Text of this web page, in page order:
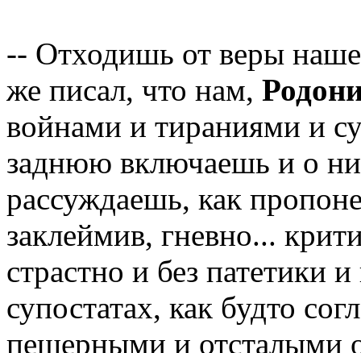
-- Отходишь от веры
же писал, что нам,
войнами и тираниями и
заднюю включаешь и о
рассуждаешь, как
заклеймив, гневно...
страстно и без патетики
супостатах, как будто
пещерными и отсталыми